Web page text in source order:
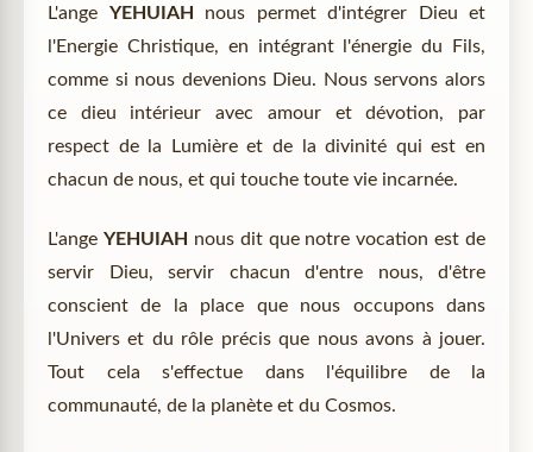
L'ange YEHUIAH
nous permet d'intégrer Dieu et
l'Energie Christique, en intégrant l'énergie du Fils,
comme si nous devenions Dieu. Nous servons alors
ce dieu intérieur avec amour et dévotion, par
respect de la Lumière et de la divinité qui est en
chacun de nous, et qui touche toute vie incarnée.
L'ange YEHUIAH nous dit que notre vocation est de
servir Dieu, servir chacun d'entre nous, d'être
conscient de la place que nous occupons dans
l'Univers et du rôle précis que nous avons à jouer.
Tout cela s'effectue dans l'équilibre de la
communauté, de la planète et du Cosmos.